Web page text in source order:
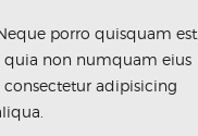
porro quisquam est,
quia non numquam eius
adipisicing